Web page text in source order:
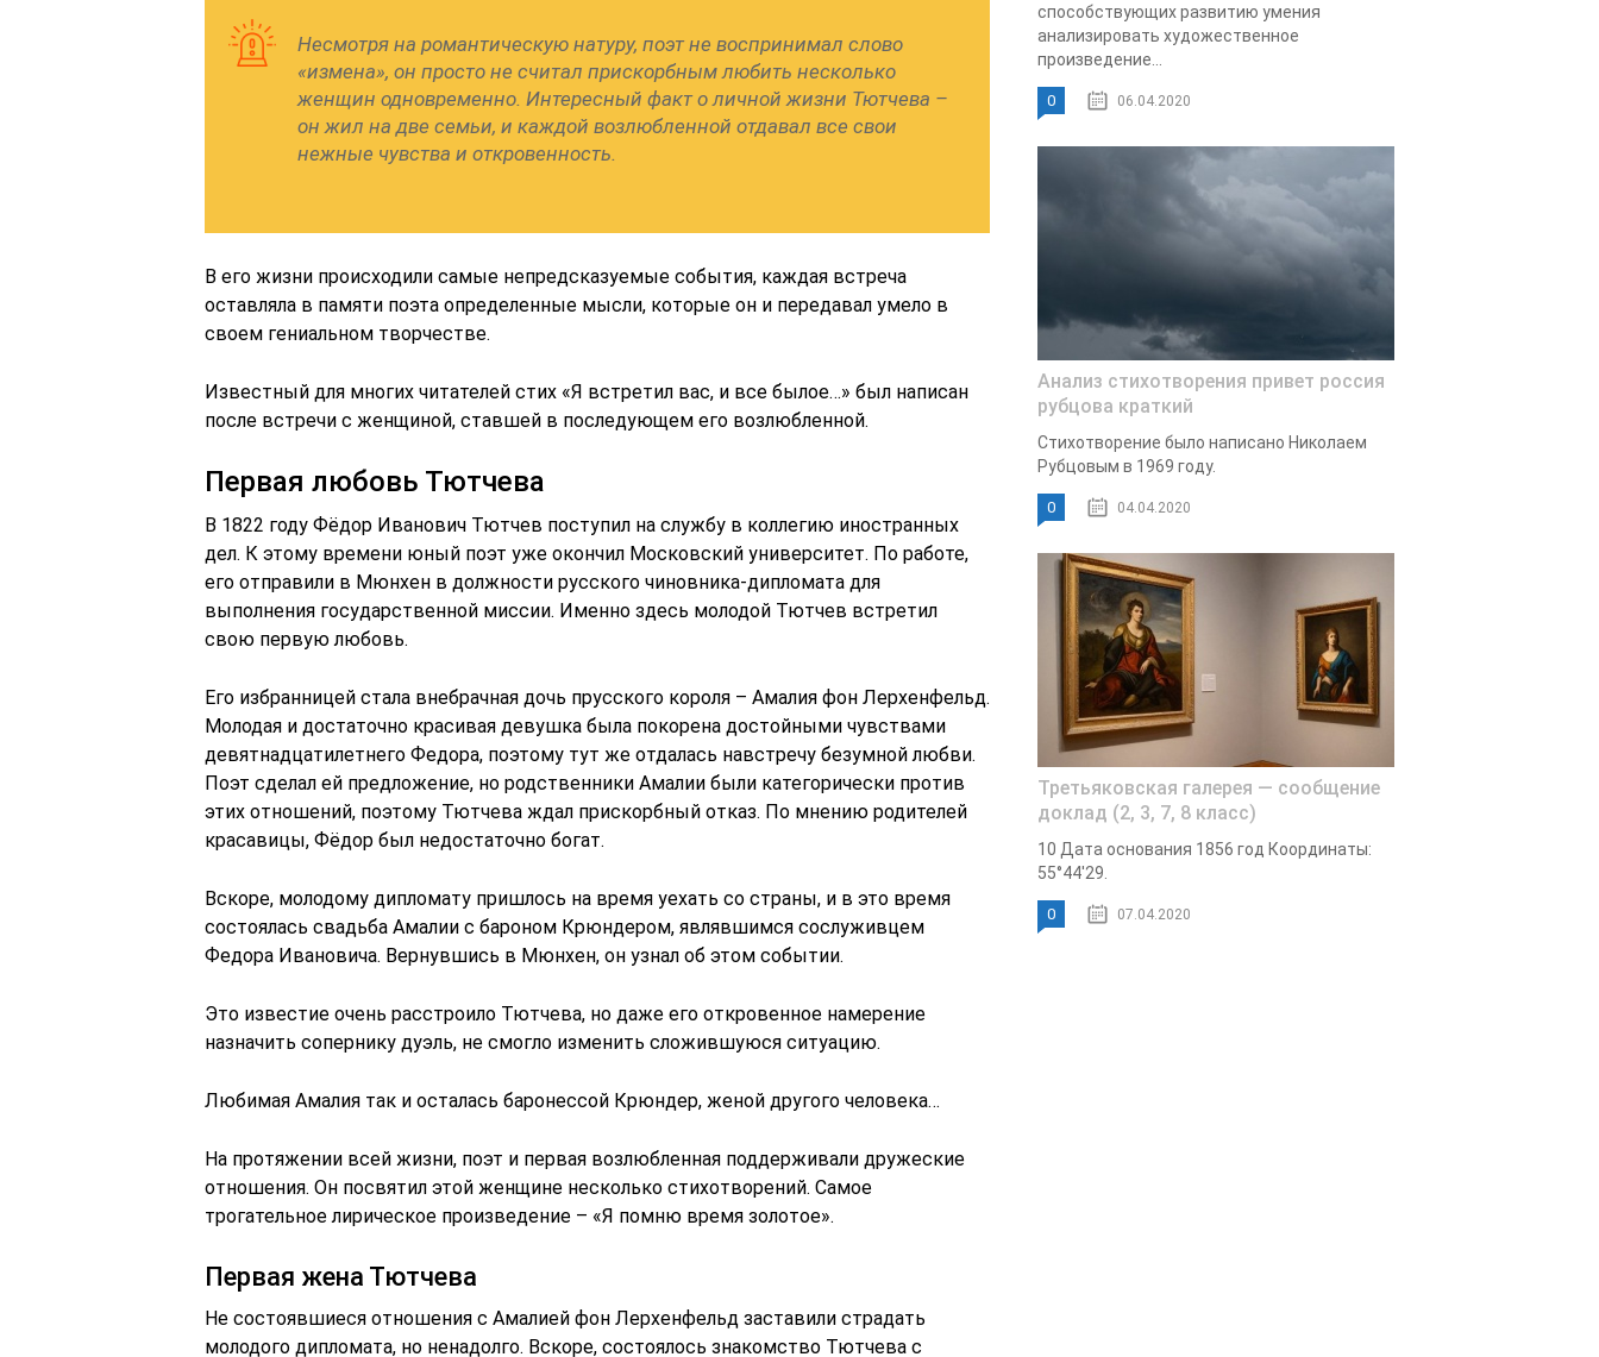
Несмотря на романтическую натуру, поэт не воспринимал слово
«измена», он просто не считал прискорбным любить несколько
женщин одновременно. Интересный факт о личной жизни Тютчева –
он жил на две семьи, и каждой возлюбленной отдавал все свои
нежные чувства и откровенность.
В его жизни происходили самые непредсказуемые события, каждая встреча
оставляла в памяти поэта определенные мысли, которые он и передавал умело в
своем гениальном творчестве.
Известный для многих читателей стих «Я встретил вас, и все былое…» был написан
после встречи с женщиной, ставшей в последующем его возлюбленной.
Первая любовь Тютчева
В 1822 году Фёдор Иванович Тютчев поступил на службу в коллегию иностранных
дел. К этому времени юный поэт уже окончил Московский университет. По работе,
его отправили в Мюнхен в должности русского чиновника-дипломата для
выполнения государственной миссии. Именно здесь молодой Тютчев встретил
свою первую любовь.
Его избранницей стала внебрачная дочь прусского короля – Амалия фон Лерхенфельд.
Молодая и достаточно красивая девушка была покорена достойными чувствами
девятнадцатилетнего Федора, поэтому тут же отдалась навстречу безумной любви.
Поэт сделал ей предложение, но родственники Амалии были категорически против
этих отношений, поэтому Тютчева ждал прискорбный отказ. По мнению родителей
красавицы, Фёдор был недостаточно богат.
Вскоре, молодому дипломату пришлось на время уехать со страны, и в это время
состоялась свадьба Амалии с бароном Крюндером, являвшимся сослуживцем
Федора Ивановича. Вернувшись в Мюнхен, он узнал об этом событии.
Это известие очень расстроило Тютчева, но даже его откровенное намерение
назначить сопернику дуэль, не смогло изменить сложившуюся ситуацию.
Любимая Амалия так и осталась баронессой Крюндер, женой другого человека…
На протяжении всей жизни, поэт и первая возлюбленная поддерживали дружеские
отношения. Он посвятил этой женщине несколько стихотворений. Самое
трогательное лирическое произведение – «Я помню время золотое».
Первая жена Тютчева
Не состоявшиеся отношения с Амалией фон Лерхенфельд заставили страдать
молодого дипломата, но ненадолго. Вскоре, состоялось знакомство Тютчева с
способствующих развитию умения
анализировать художественное
произведение...
0 06.04.2020
Анализ стихотворения привет россия
рубцова краткий
Стихотворение было написано Николаем
Рубцовым в 1969 году.
0 04.04.2020
Третьяковская галерея — сообщение
доклад (2, 3, 7, 8 класс)
10 Дата основания 1856 год Координаты:
55°44'29.
0 07.04.2020